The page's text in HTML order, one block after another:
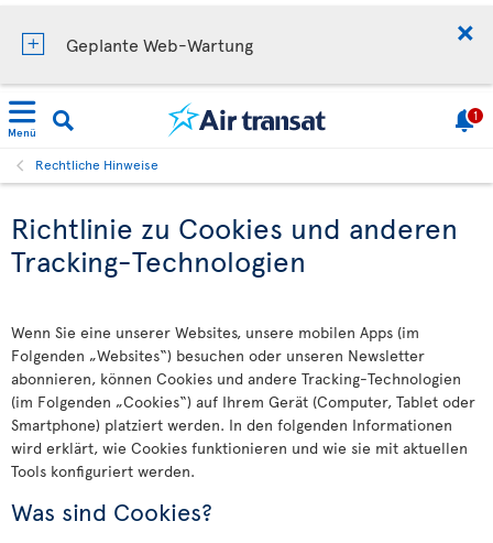
Geplante Web-Wartung
Menü
1
Rechtliche Hinweise
Richtlinie zu Cookies und anderen
Tracking-Technologien
Wenn Sie eine unserer Websites, unsere mobilen Apps (im
Folgenden „Websites“) besuchen oder unseren Newsletter
abonnieren, können Cookies und andere Tracking-Technologien
(im Folgenden „Cookies“) auf Ihrem Gerät (Computer, Tablet oder
Smartphone) platziert werden. In den folgenden Informationen
wird erklärt, wie Cookies funktionieren und wie sie mit aktuellen
Tools konfiguriert werden.
Was sind Cookies?